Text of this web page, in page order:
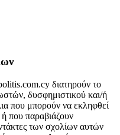
διατηρούν το
δυσφημιστικού και/ή
που μπορούν να εκληφθεί
ή που παραβιάζουν
των σχολίων αυτών